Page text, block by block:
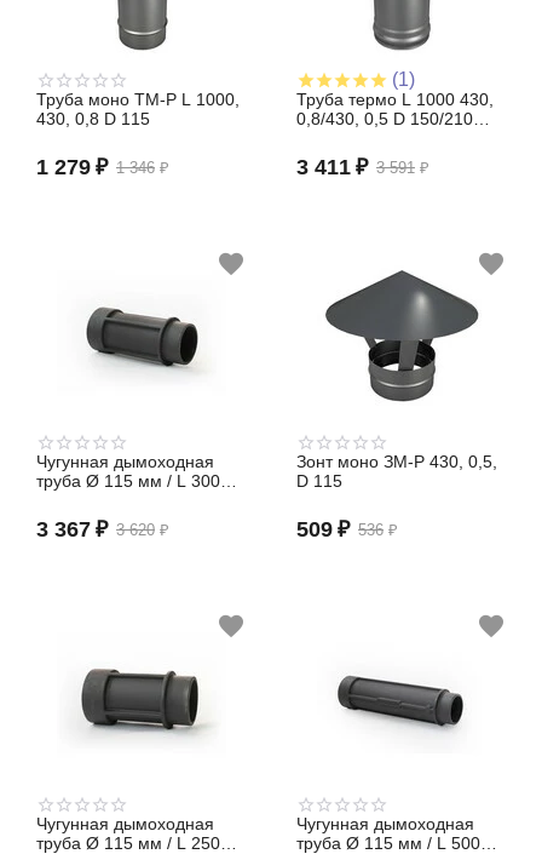
зонт, дефлектор
шибер, заслонка
тройник, отвод
Труба моно TM-P L 1000,
430, 0,8 D 115
1 346 ₽
1 279 ₽
(1)
Труба термо L 1000 430,
0,8/430, 0,5 D 150/210
3 591 ₽
3 411 ₽
Чугунная дымоходная
труба Ø 115 мм / L 300
3 620 ₽
3 367 ₽
Зонт моно ЗМ-Р 430, 0,5,
D 115
536 ₽
509 ₽
Чугунная дымоходная
труба Ø 115 мм / L 250
Чугунная дымоходная
труба Ø 115 мм / L 500